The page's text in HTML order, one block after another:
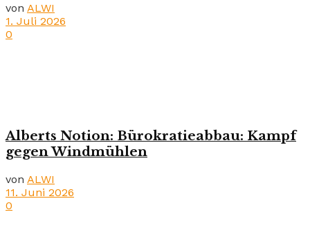
von ALWI
1. Juli 2026
0
Alberts Notion: Bürokratieabbau: Kampf
gegen Windmühlen
von ALWI
11. Juni 2026
0